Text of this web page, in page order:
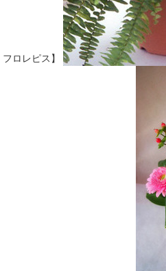
フロレピス】